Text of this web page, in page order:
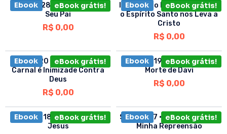
Ebook eBook grátis!
Sermão 28 • O Filho Honra
Seu Pai
R$ 0,00
Ebook eBook grátis!
Iluminação Espiritual, Como
o Espírito Santo nos Leva a
Cristo
R$ 0,00
Ebook eBook grátis!
Sermão 20 – A Mentalidade
Carnal é Inimizade Contra
Deus
R$ 0,00
Ebook eBook grátis!
Sermão 19 – A Canção da
Morte de Davi
R$ 0,00
Ebook eBook grátis!
Sermão 18 – O Túmulo de
Jesus
Ebook eBook grátis!
Sermão 27 • Deem Ouvidos à
Minha Repreensão